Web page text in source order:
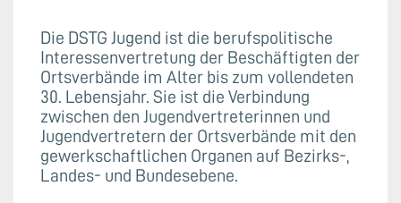
Die DSTG Jugend ist die berufspolitische
Interessenvertretung der Beschäftigten der
Ortsverbände im Alter bis zum vollendeten
30. Lebensjahr. Sie ist die Verbindung
zwischen den Jugendvertreterinnen und
Jugendvertretern der Ortsverbände mit den
gewerkschaftlichen Organen auf Bezirks-,
Landes- und Bundesebene.